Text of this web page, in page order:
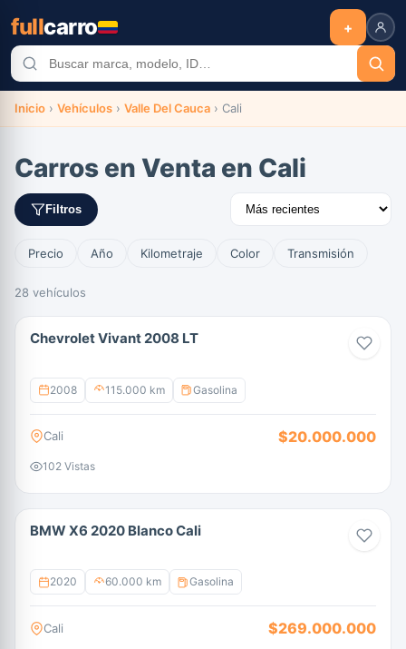
fullcarro +
Inicio › Vehículos › Valle Del Cauca › Cali
Carros en Venta en Cali
Filtros
Precio Año Kilometraje Color Transmisión
28 vehículos
Chevrolet Vivant 2008 LT
2008 115.000 km Gasolina
Cali $20.000.000
102 Vistas
BMW X6 2020 Blanco Cali
2020 60.000 km Gasolina
Cali $269.000.000